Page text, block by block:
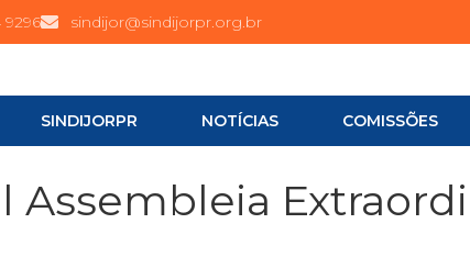
9296 sindijor@sindijorpr.org.br
SINDIJORPR NOTÍCIAS COMISSÕES
Assembleia